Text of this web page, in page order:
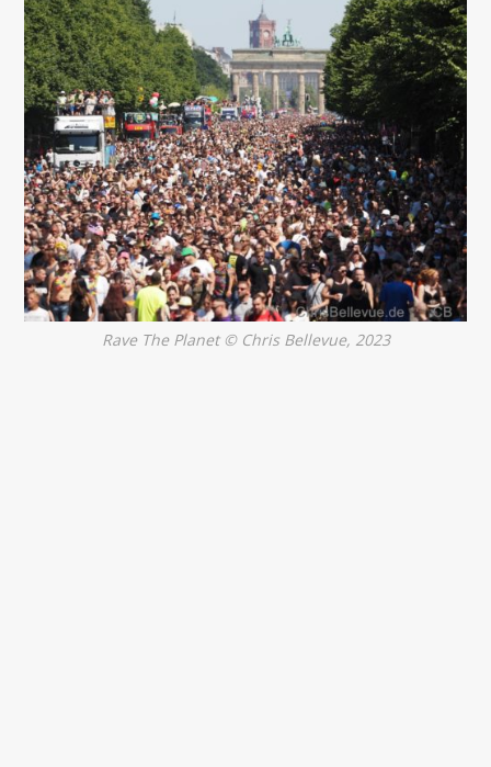
Rave The Planet © Chris Bellevue, 2023